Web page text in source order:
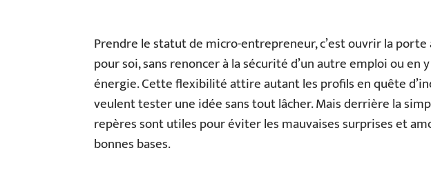
Prendre le statut de micro-entrepreneur, c’est ouvrir la
pour soi, sans renoncer à la sécurité d’un autre emploi ou en
énergie. Cette flexibilité attire autant les profils en quête
veulent tester une idée sans tout lâcher. Mais derrière la
repères sont utiles pour éviter les mauvaises surprises et
bonnes bases.